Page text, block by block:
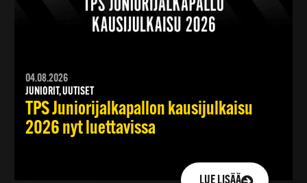
04.08.2026
JUNIORIT, UUTISET
TPS Juniorijalkapallon kausijulkaisu
2026 nyt luettavissa